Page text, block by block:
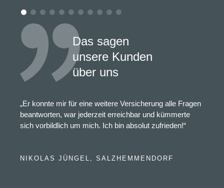
Das sagen
unsere Kunden
über uns
„Er konnte mir für eine weitere Versicherung alle Fragen
beantworten, war jederzeit erreichbar und kümmerte
sich vorbildlich um mich. Ich bin absolut zufrieden!“
NIKOLAS JÜNGEL, SALZHEMMENDORF